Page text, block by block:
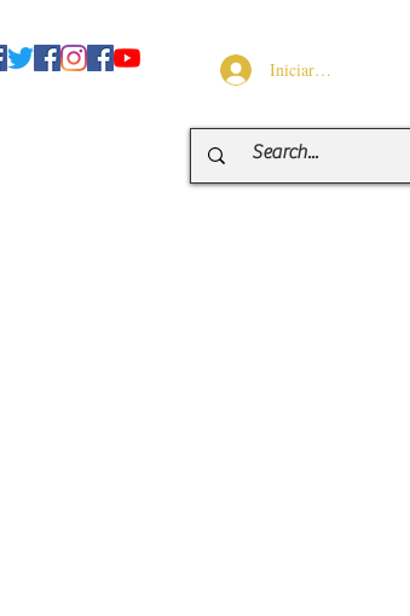
Iniciar sesión